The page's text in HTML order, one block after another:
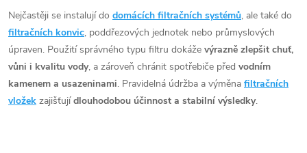
Nejčastěji se instalují do domácích filtračních systémů, ale také do
filtračních konvic, poddřezových jednotek nebo průmyslových
úpraven. Použití správného typu filtru dokáže výrazně zlepšit chuť,
vůni i kvalitu vody, a zároveň chránit spotřebiče před vodním
kamenem a usazeninami. Pravidelná údržba a výměna filtračních
vložek zajišťujídlouhodobou účinnost a stabilní výsledky.